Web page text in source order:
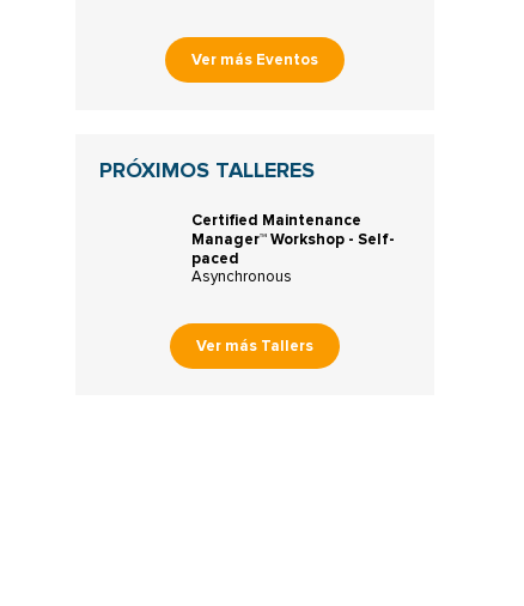
Ver más Eventos
PRÓXIMOS TALLERES
Certified Maintenance
Manager™ Workshop - Self-
paced
Asynchronous
Ver más Tallers